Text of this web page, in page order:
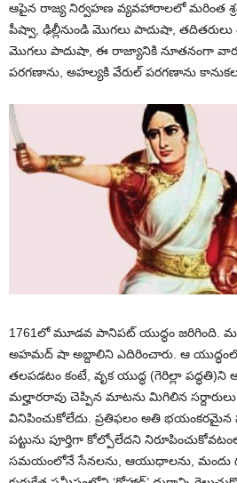
ఆపైన రాజ్య నిర్వహణ వ్యవహారాలలో మరింత
పీష్వా, ఢిల్లీనుండి మొగలు పాదుషా, తదితరులు
మొగలు పాదుషా, ఈ రాజ్యానికి నూతనంగా
పరగణాను, అహల్యకి వేరుల్ పరగణాను
1761లో మూడవ పానిపట్ యుద్ధం జరిగింది.
అహమద్ షా అబ్దాలిని ఎదిరించారు. ఆ
తలపడటం కంటే, వృక యుద్ధ (గెరిల్లా
మల్హారరావు చెప్పిన మాటను మిగిలిన
వినిపించుకోలేదు. ప్రతిఫలం అతి
పట్టును పూర్తిగా కోల్పోలేదని
సమయంలోనే సేనలను, ఆయుధాలను, మందు